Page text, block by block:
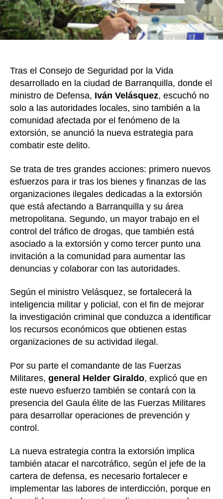
en
Tras el Consejo de Seguridad por la Vida
desarrollado en la ciudad de Barranquilla, donde el
ministro de Defensa, Iván Velásquez, escuchó no
solo a las autoridades locales, sino también a la
comunidad afectada por el fenómeno de la
extorsión, se anunció la nueva estrategia para
combatir este delito.
Se trata de tres grandes acciones: primero nuevos
esfuerzos para ir tras los bienes y finanzas de las
organizaciones ilegales dedicadas a la extorsión
que está afectando a Barranquilla y su área
metropolitana. Segundo, un mayor trabajo en el
control del tráfico de drogas, que también está
asociado a la extorsión y como tercer punto una
invitación a la comunidad para aumentar las
denuncias y colaborar con las autoridades.
Según el ministro Velásquez, se fortalecerá la
inteligencia militar y policial, con el fin de mejorar
la investigación criminal que conduzca a identificar
los recursos económicos que obtienen estas
organizaciones de su actividad ilegal.
Por su parte el comandante de las Fuerzas
Militares, general Helder Giraldo, explicó que en
este nuevo esfuerzo también se contará con la
presencia del Gaula élite de las Fuerzas Militares
para desarrollar operaciones de prevención y
control.
La nueva estrategia contra la extorsión implica
también atacar el narcotráfico, según el jefe de la
cartera de defensa, es necesario fortalecer e
implementar las labores de interdicción, porque en